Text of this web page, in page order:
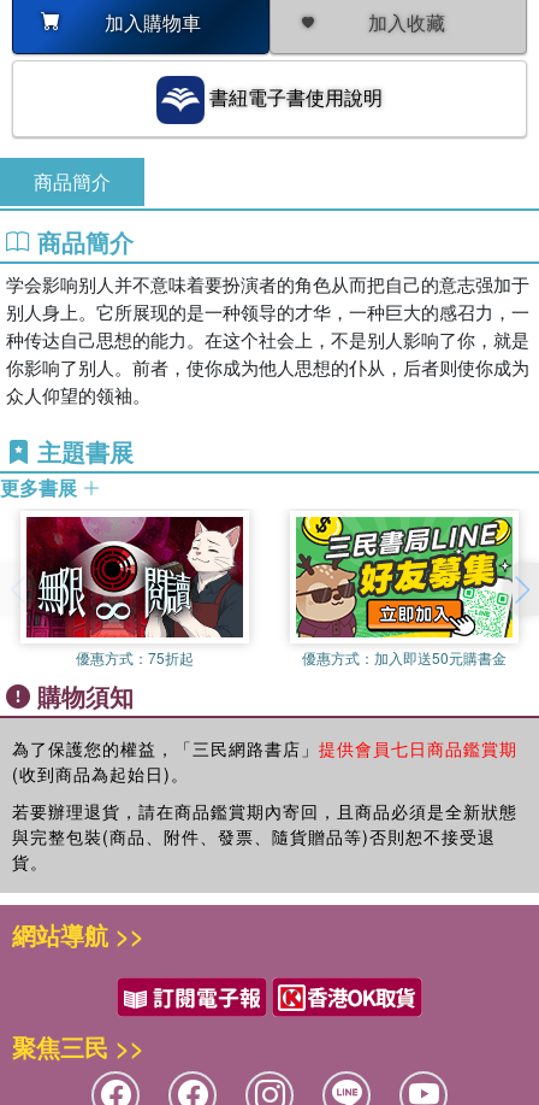
加入購物車 加入收藏
書紐電子書使用說明
商品簡介
商品簡介
学会影响别人并不意味着要扮演者的角色从而把自己的意志强加于
别人身上。它所展现的是一种领导的才华，一种巨大的感召力，一
种传达自己思想的能力。在这个社会上，不是别人影响了你，就是
你影响了别人。前者，使你成为他人思想的仆从，后者则使你成为
众人仰望的领袖。
主題書展
更多書展
優惠方式： 75折起 優惠方式： 加入即送50元購書金
購物須知
為了保護您的權益，「三民網路書店」 提供會員七日商品鑑賞期
(收到商品為起始日)。
若要辦理退貨，請在商品鑑賞期內寄回，且商品必須是全新狀態
與完整包裝(商品、附件、發票、隨貨贈品等)否則恕不接受退
貨。
網站導航 >>
聚焦三民 >>